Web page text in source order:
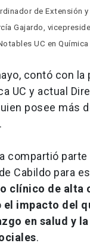
de Extensión
Gajardo,
UC en Química
contó con
UC y actual
posee más
.
compartió
Cabildo para
clínico de alta
el impacto del
en salud y
.